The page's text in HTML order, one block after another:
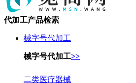
代加工产品检索
械字号代加工
械字号代加工>>
二类医疗器械